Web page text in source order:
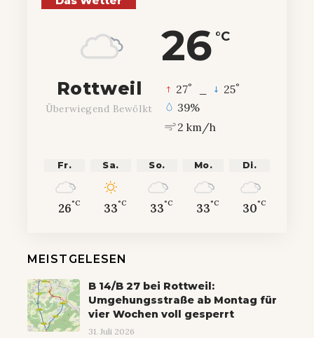
26 °C
Rottweil
Überwiegend Bewölkt
27° 25°
39%
2 km/h
Fr.
26°C
Sa.
33°C
So.
33°C
Mo.
33°C
Di.
30°C
MEISTGELESEN
B 14/B 27 bei Rottweil:
Umgehungsstraße ab Montag für
vier Wochen voll gesperrt
31. Juli 2026